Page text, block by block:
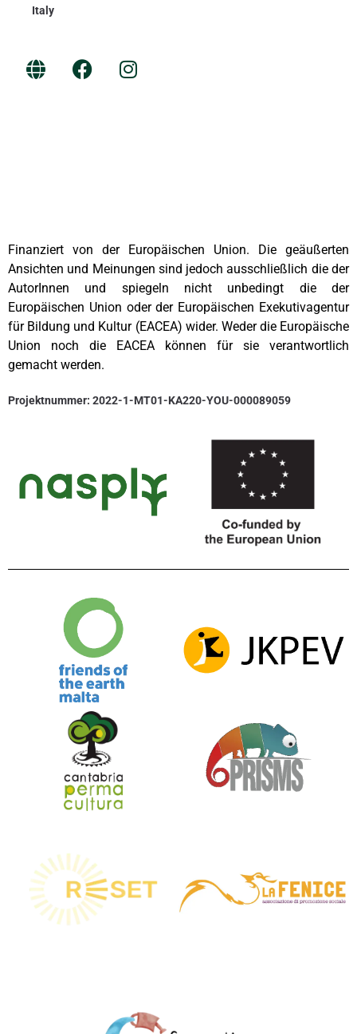
Italy
Finanziert von der Europäischen Union. Die geäußerten
Ansichten und Meinungen sind jedoch ausschließlich die der
AutorInnen und spiegeln nicht unbedingt die der
Europäischen Union oder der Europäischen Exekutivagentur
für Bildung und Kultur (EACEA) wider. Weder die Europäische
Union noch die EACEA können für sie verantwortlich
gemacht werden.
Projektnummer: 2022-1-MT01-KA220-YOU-000089059